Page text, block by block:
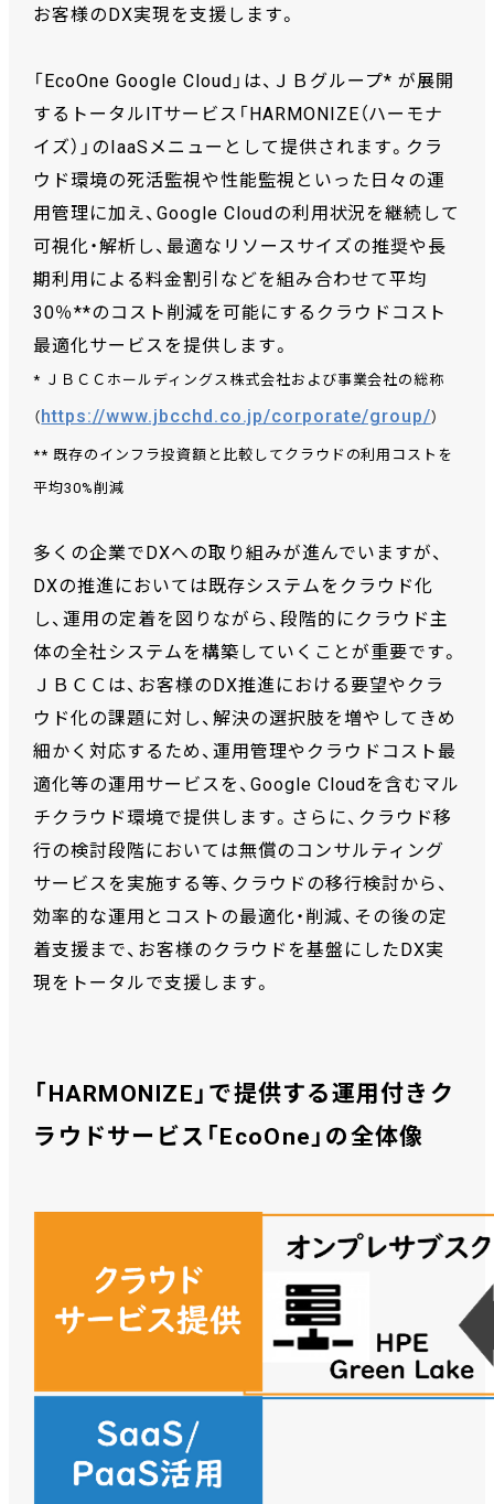
お客様のDX実現を支援します。
「EcoOne Google Cloud」は、ＪＢグループ* が展開
するトータルITサービス「HARMONIZE（ハーモナ
イズ）」のIaaSメニューとして提供されます。クラ
ウド環境の死活監視や性能監視といった日々の運
用管理に加え、Google Cloudの利用状況を継続して
可視化・解析し、最適なリソースサイズの推奨や長
期利用による料金割引などを組み合わせて平均
30％**のコスト削減を可能にするクラウドコスト
最適化サービスを提供します。
* ＪＢＣＣホールディングス株式会社および事業会社の総称
（https://www.jbcchd.co.jp/corporate/group/）
** 既存のインフラ投資額と比較してクラウドの利用コストを
平均30%削減
多くの企業でDXへの取り組みが進んでいますが、
DXの推進においては既存システムをクラウド化
し、運用の定着を図りながら、段階的にクラウド主
体の全社システムを構築していくことが重要です。
ＪＢＣＣは、お客様のDX推進における要望やクラ
ウド化の課題に対し、解決の選択肢を増やしてきめ
細かく対応するため、運用管理やクラウドコスト最
適化等の運用サービスを、Google Cloudを含むマル
チクラウド環境で提供します。さらに、クラウド移
行の検討段階においては無償のコンサルティング
サービスを実施する等、クラウドの移行検討から、
効率的な運用とコストの最適化・削減、その後の定
着支援まで、お客様のクラウドを基盤にしたDX実
現をトータルで支援します。
「HARMONIZE」で提供する運用付きク
ラウドサービス「EcoOne」の全体像